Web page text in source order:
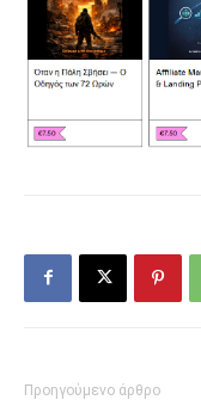
Προηγούμενο άρθρο